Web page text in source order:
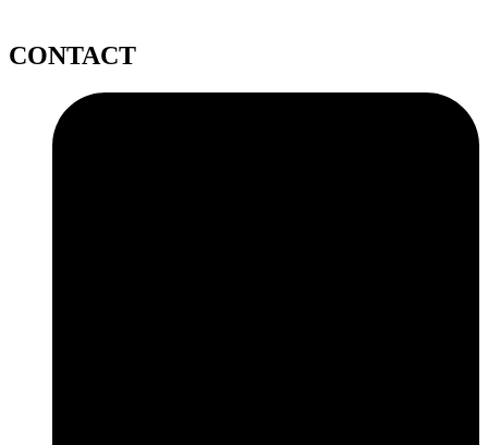
CONTACT